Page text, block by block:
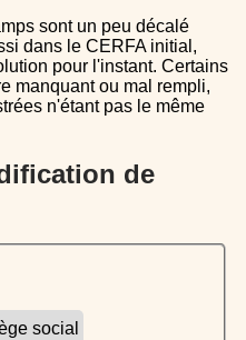
dans le CERFA initial,
pour l'instant. Certains
manquant ou mal rempli,
n'étant pas le même
social